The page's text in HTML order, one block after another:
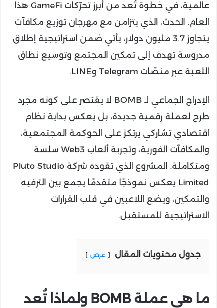
عالمية، في خطوة تُعد من أبرز تحرّكات GameFi هذا
العام. الحدث، الذي يتزامن مع مهرجان توزيع مكافآت
يتجاوز 3.7 مليون دولار، يأتي ضمن استراتيجية إطلاق
مدروسة تهدف إلى تمكين المجتمع وتوسيع نطاق
اللعبة عبر منصّات Telegram وLINE.
الإدراج الجماعي لـ BOMB لا يقتصر على كونه مجرد
طرح لعملة رقمية جديدة، بل يعكس بداية نظام
اقتصادي تشاركي يرتكز على الحوكمة المجتمعية،
والمكافآت الفورية، وتجربة ألعاب Web3 سلسة
ومتكاملة. المشروع الذي تقوده شركة Pluto Studio
Limited يعكس نموذجًا متقدمًا يجمع بين الترفيه
والتمكين، ويضع اللاعبين في قلب القرارات
الاستراتيجية للمستقبل.
جدول محتويات المقال عرض
ما هي عملة BOMB ولماذا تُعد